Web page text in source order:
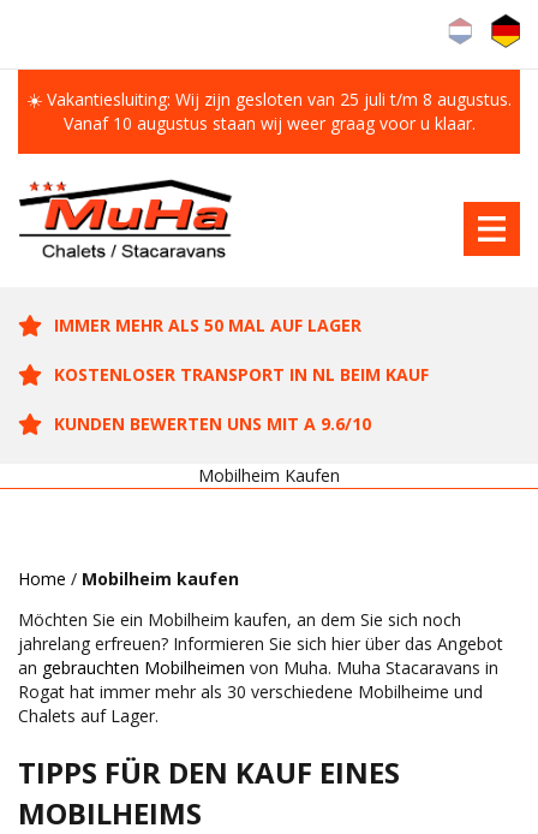
☀️ Vakantiesluiting: Wij zijn gesloten van 25 juli t/m 8 augustus.
Vanaf 10 augustus staan wij weer graag voor u klaar.
IMMER MEHR ALS 50 MAL AUF LAGER
KOSTENLOSER TRANSPORT IN NL BEIM KAUF
KUNDEN BEWERTEN UNS MIT A 9.6/10
Mobilheim Kaufen
Home / Mobilheim kaufen
Möchten Sie ein Mobilheim kaufen, an dem Sie sich noch
jahrelang erfreuen? Informieren Sie sich hier über das Angebot
an gebrauchten Mobilheimen von Muha. Muha Stacaravans in
Rogat hat immer mehr als 30 verschiedene Mobilheime und
Chalets auf Lager.
TIPPS FÜR DEN KAUF EINES
MOBILHEIMS